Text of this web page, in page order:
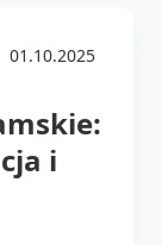
01.10.2025
i